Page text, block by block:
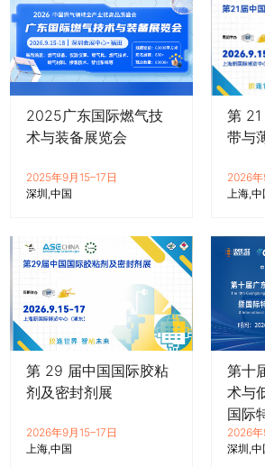
2025广东国际燃气技
术与装备展览会
2025年9月15–17日
深圳 中国
第
带与
2026年
上海 中
第 29 届中国国际胶粘
剂及密封剂展
2026年9月15–17日
上海 中国
第十
术与
国际
新装
2026年
深圳 中